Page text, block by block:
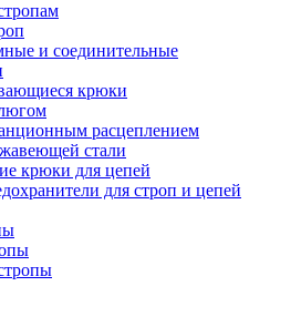
и соединительные
крюки
расцеплением
стали
крюки для цепей
для строп и цепей